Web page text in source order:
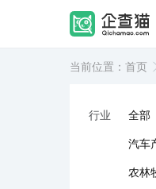
当前位置： 首页
行业 全部
汽车
农林